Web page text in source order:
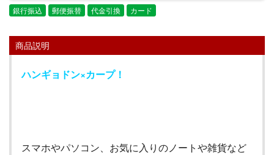
銀行振込 郵便振替 代金引換 カード
商品説明
ハンギョドン×カープ！
スマホやパソコン、お気に入りのノートや雑貨など